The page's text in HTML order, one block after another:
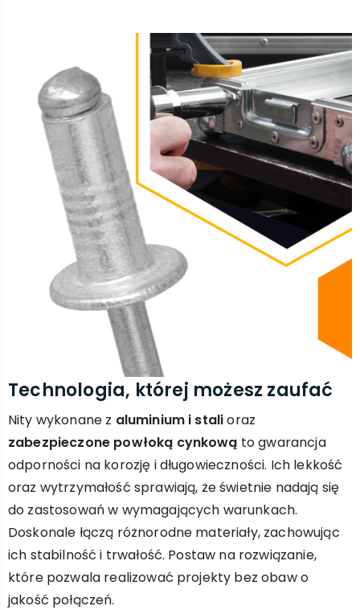
Technologia, której możesz zaufać
Nity wykonane z aluminium i stalioraz
zabezpieczone powłoką cynkową to gwarancja
odporności na korozję i długowieczności. Ich lekkość
oraz wytrzymałość sprawiają, że świetnie nadają się
do zastosowań w wymagających warunkach.
Doskonale łączą różnorodne materiały, zachowując
ich stabilność i trwałość. Postaw na rozwiązanie,
które pozwala realizować projekty bez obaw o
jakość połączeń.